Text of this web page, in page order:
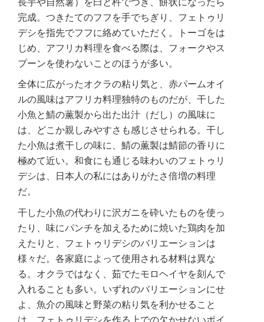
完成。つきたてのフフを手でちぎり、フェトゥリ
デシを指先でフフに絡めていただく。トーゴをは
じめ、アフリカ料理を食べる際は、フォークやス
プーンを使わないことのほうが多い。
全体に広がったオクラの粘り気と、赤パームオイ
ルの風味はアフリカ料理独特のものだが、干した
小魚と鯖の薫製から出た出汁（だし）の風味に
は、どこか親しみやすさも感じさせられる。干し
た小魚は煮干しの味に、鯖の薫製は鯖節の香りに
極めて近い。和食にも通じる味わいのフェトゥリ
デシは、日本人の私にはありがたさ倍増の料理
だ。
干した小魚の代わりに沢ガニを砕いたものを使っ
たり、味にパンチを加えるために焼いた鶏肉を加
えたりと、フェトゥリデシのバリエーションは
様々だ。各家庭によって使用される材料は異な
る。オクラではなく、茹でたモロヘイヤを刻んで
入れることも多い。いずれのバリエーションにせ
よ、魚介の風味と野菜の粘り気を利かせること
は、フェトゥリデシを作る上での欠かせないポイ